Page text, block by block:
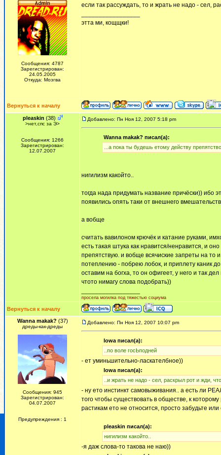
Сообщения: 4787
Зарегистрирован:
24.05.2005
Откуда: Мозгва
если так рассуждать, то и жрать не надо - сел,
этта ми, кощщки!
Вернуться к началу
pleaskin (38)
>нет,спс за Э>
Сообщения: 1266
Зарегистрирован:
12.07.2007
Добавлено: Пн Ноя 12, 2007 5:18 pm
Wanna makak? писал(а):
...а пока ты будешь етому действу
нигилизм какойто..
тогда нада придумать название причёски)) ибо
появились опять таки от внешнего
а вобще
считать вавилоном крючёк и катание руками,
есть такая штука как нравится/ненравится, и
препятствую. и вобще всячиские запреты на то
потеплению - побрею лобок, и приплету каник
оставим на богха, то он офигеет, у него и так
чтото нимагу слова подобрать))
просела могилка под тяжестью социума
Вернуться к началу
Wanna makak? (37)
дреды-как-дреды
Сообщения: 945
Зарегистрирован:
04.07.2007
Предупреждения : 1
Добавлено: Пн Ноя 12, 2007 10:07 pm
Iowa писал(а):
..по воле госЬподней
- ет уминьшительно-ласкателбное))
Iowa писал(а):
..и жрать не надо - сел, раскрыл рот и жди,
- ну ето инстинкт самовыживания.. а есть ли
того чтобы существовать в обществе, к
растикам ето не относится, просто забудьте
pleaskin писал(а):
нигилизм какойто..
-я даж слова-то такова не наю))